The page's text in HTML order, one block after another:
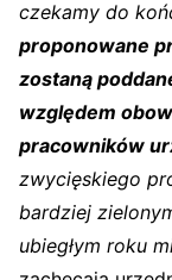
czekamy do
proponowane
zostaną
względem
pracowników
zwycięskiego
bardziej
ubiegłym roku